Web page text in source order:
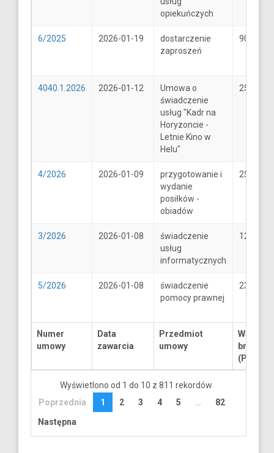
Numer
umowy
Data
zawarcia
Przedmiot
umowy
Wartość
brutto
(PLN)
opiekuńczych
6/2025 2026-01-19
dostarczenie
zaproszeń
900
4040.1.2026 2026-01-12
Umowa o
świadczenie
usług "Kadr na
Horyzoncie -
Letnie Kino w
Helu"
25600
4/2026 2026-01-09
przygotowanie i
wydanie
posiłków -
obiadów
25
3/2026 2026-01-08
świadczenie
usług
informatycznych
1250
5/2026 2026-01-08
świadczenie
pomocy prawnej
2300
Wyświetlono od 1 do 10 z 811 rekordów
Poprzednia
1 2 3 4 5 …
82
Następna